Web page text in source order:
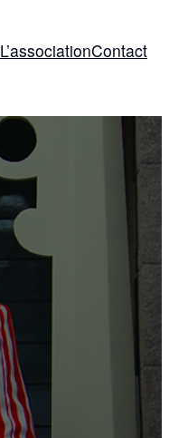
L’associationContact